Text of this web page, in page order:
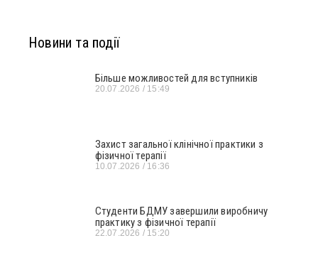
Новини та події
Більше можливостей для вступників
20.07.2026 15:49
Захист загальної клінічної практики з
фізичної терапії
10.07.2026 16:36
Студенти БДМУ завершили виробничу
практику з фізичної терапії
22.07.2026 15:20